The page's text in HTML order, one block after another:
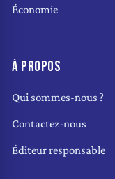
Économie
À PROPOS
Qui sommes-nous ?
Contactez-nous
Éditeur responsable